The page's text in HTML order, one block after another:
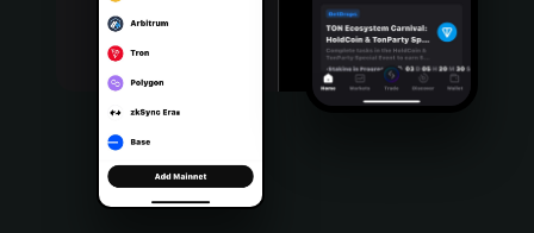
Bahasa Indonesia
Português (Brasil)
Español (Argentina)